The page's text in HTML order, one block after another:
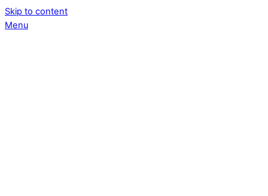
Skip to content
Menu